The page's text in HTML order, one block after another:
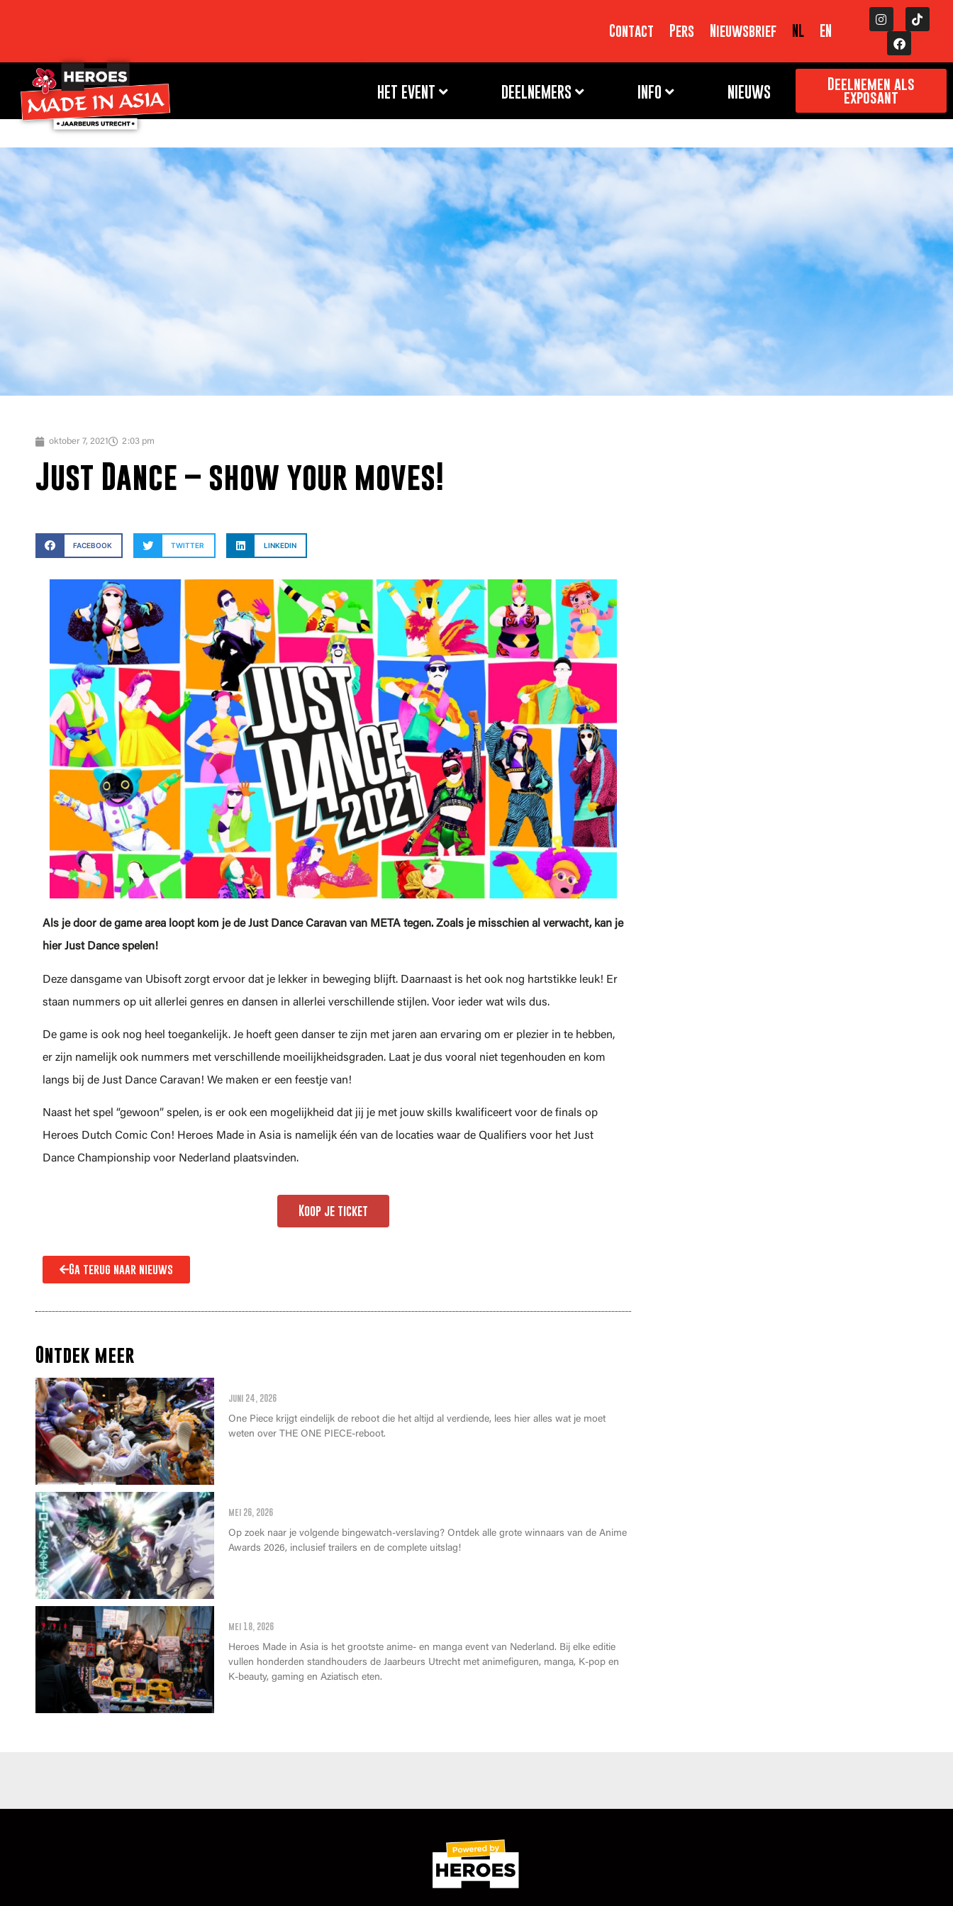
Contact Pers Nieuwsbrief NL EN
HET EVENT DEELNEMERS INFO NIEUWS Deelnemen als
exposant
oktober 7, 2021 2:03 pm
Just Dance – show your moves!
FACEBOOK TWITTER LINKEDIN
Als je door de game area loopt kom je de Just Dance Caravan van META tegen. Zoals je misschien al verwacht, kan je
hier Just Dance spelen!
Deze dansgame van Ubisoft zorgt ervoor dat je lekker in beweging blijft. Daarnaast is het ook nog hartstikke leuk! Er
staan nummers op uit allerlei genres en dansen in allerlei verschillende stijlen. Voor ieder wat wils dus.
De game is ook nog heel toegankelijk. Je hoeft geen danser te zijn met jaren aan ervaring om er plezier in te hebben,
er zijn namelijk ook nummers met verschillende moeilijkheidsgraden. Laat je dus vooral niet tegenhouden en kom
langs bij de Just Dance Caravan! We maken er een feestje van!
Naast het spel “gewoon” spelen, is er ook een mogelijkheid dat jij je met jouw skills kwalificeert voor de finals op
Heroes Dutch Comic Con! Heroes Made in Asia is namelijk één van de locaties waar de Qualifiers voor het Just
Dance Championship voor Nederland plaatsvinden.
Koop je ticket
Ga terug naar nieuws
Ontdek meer
juni 24, 2026
One Piece krijgt eindelijk de reboot die het altijd al verdiende, lees hier alles wat je moet
weten over THE ONE PIECE-reboot.
mei 26, 2026
Op zoek naar je volgende bingewatch-verslaving? Ontdek alle grote winnaars van de Anime
Awards 2026, inclusief trailers en de complete uitslag!
mei 18, 2026
Heroes Made in Asia is het grootste anime- en manga event van Nederland. Bij elke editie
vullen honderden standhouders de Jaarbeurs Utrecht met animefiguren, manga, K-pop en
K-beauty, gaming en Aziatisch eten.